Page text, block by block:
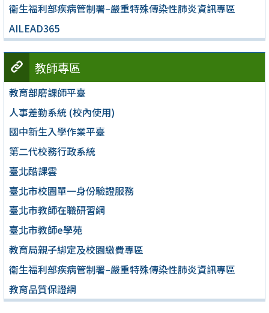
衛生福利部疾病管制署–嚴重特殊傳染性肺炎資訊專區
AILEAD365
教師專區
教育部磨課師平臺
人事差勤系統 (校內使用)
國中新生入學作業平臺
第二代校務行政系統
臺北酷課雲
臺北市校園單一身份驗證服務
臺北市教師在職研習網
臺北市教師e學苑
教育局親子綁定及校園繳費專區
衛生福利部疾病管制署–嚴重特殊傳染性肺炎資訊專區
教育品質保證網